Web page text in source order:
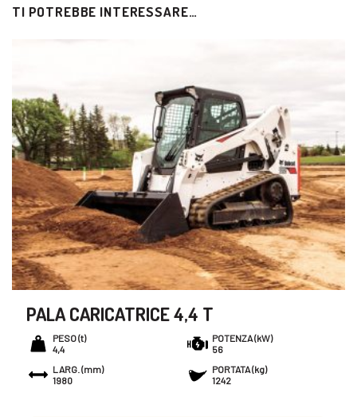
TI POTREBBE INTERESSARE…
PALA CARICATRICE 4,4 T
PESO (t)
4,4
POTENZA (kW)
56
LARG. (mm)
1980
PORTATA (kg)
1242